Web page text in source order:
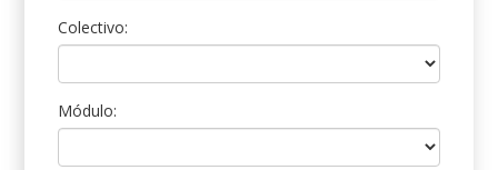
Colectivo:
Módulo: